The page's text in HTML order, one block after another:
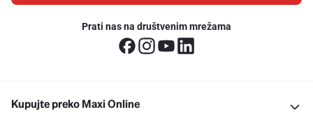
Prati nas na društvenim mrežama
Kupujte preko Maxi Online